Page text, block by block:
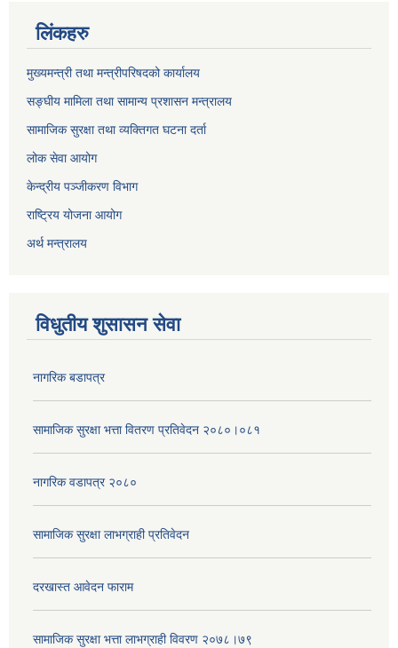
लिंकहरु
मुख्यमन्त्री तथा मन्त्रीपरिषदको कार्यालय
सङ्घीय मामिला तथा सामान्य प्रशासन मन्त्रालय
सामाजिक सुरक्षा तथा व्यक्तिगत घटना दर्ता
लोक सेवा आयोग
केन्द्रीय पञ्जीकरण विभाग
राष्ट्रिय योजना आयोग
अर्थ मन्त्रालय
विधुतीय शुसासन सेवा
नागरिक बडापत्र
सामाजिक सुरक्षा भत्ता वितरण प्रतिवेदन २०८०।०८१
नागरिक वडापत्र २०८०
सामाजिक सुरक्षा लाभग्राही प्रतिवेदन
दरखास्त आवेदन फाराम
सामाजिक सुरक्षा भत्ता लाभग्राही विवरण २०७८।७९